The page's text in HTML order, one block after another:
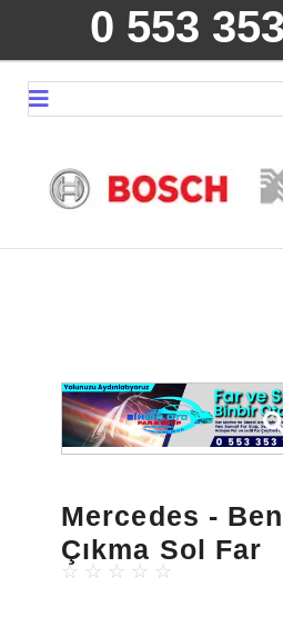
0 553
Mercedes -
Çıkma Sol Far
☆ ☆ ☆ ☆ ☆